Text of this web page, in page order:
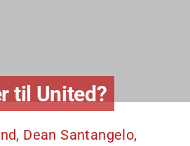
til United?
Dean Santangelo,